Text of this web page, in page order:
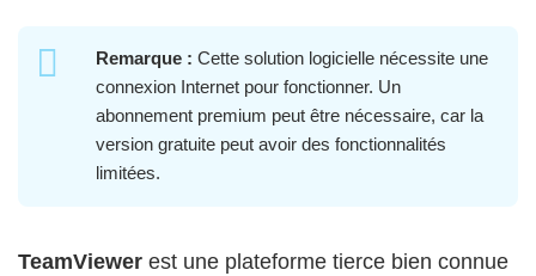
Remarque : Cette solution logicielle nécessite une
connexion Internet pour fonctionner. Un
abonnement premium peut être nécessaire, car la
version gratuite peut avoir des fonctionnalités
limitées.
TeamViewer est une plateforme tierce bien connue